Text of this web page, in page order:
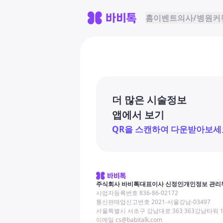
홈이벤트의사/병원커
더 많은 시술정보
앱에서 보기
QR을 스캔하여 다운받아보세
주식회사 바비톡대표이사 신정인개인정보 관리
사업자등록번호 836-86-02172
통신판매업신고번호 2021-서울강남-03497
서울특별시 서초구 강남대로 363 363강남타워
이메일 cs@babitalk.com